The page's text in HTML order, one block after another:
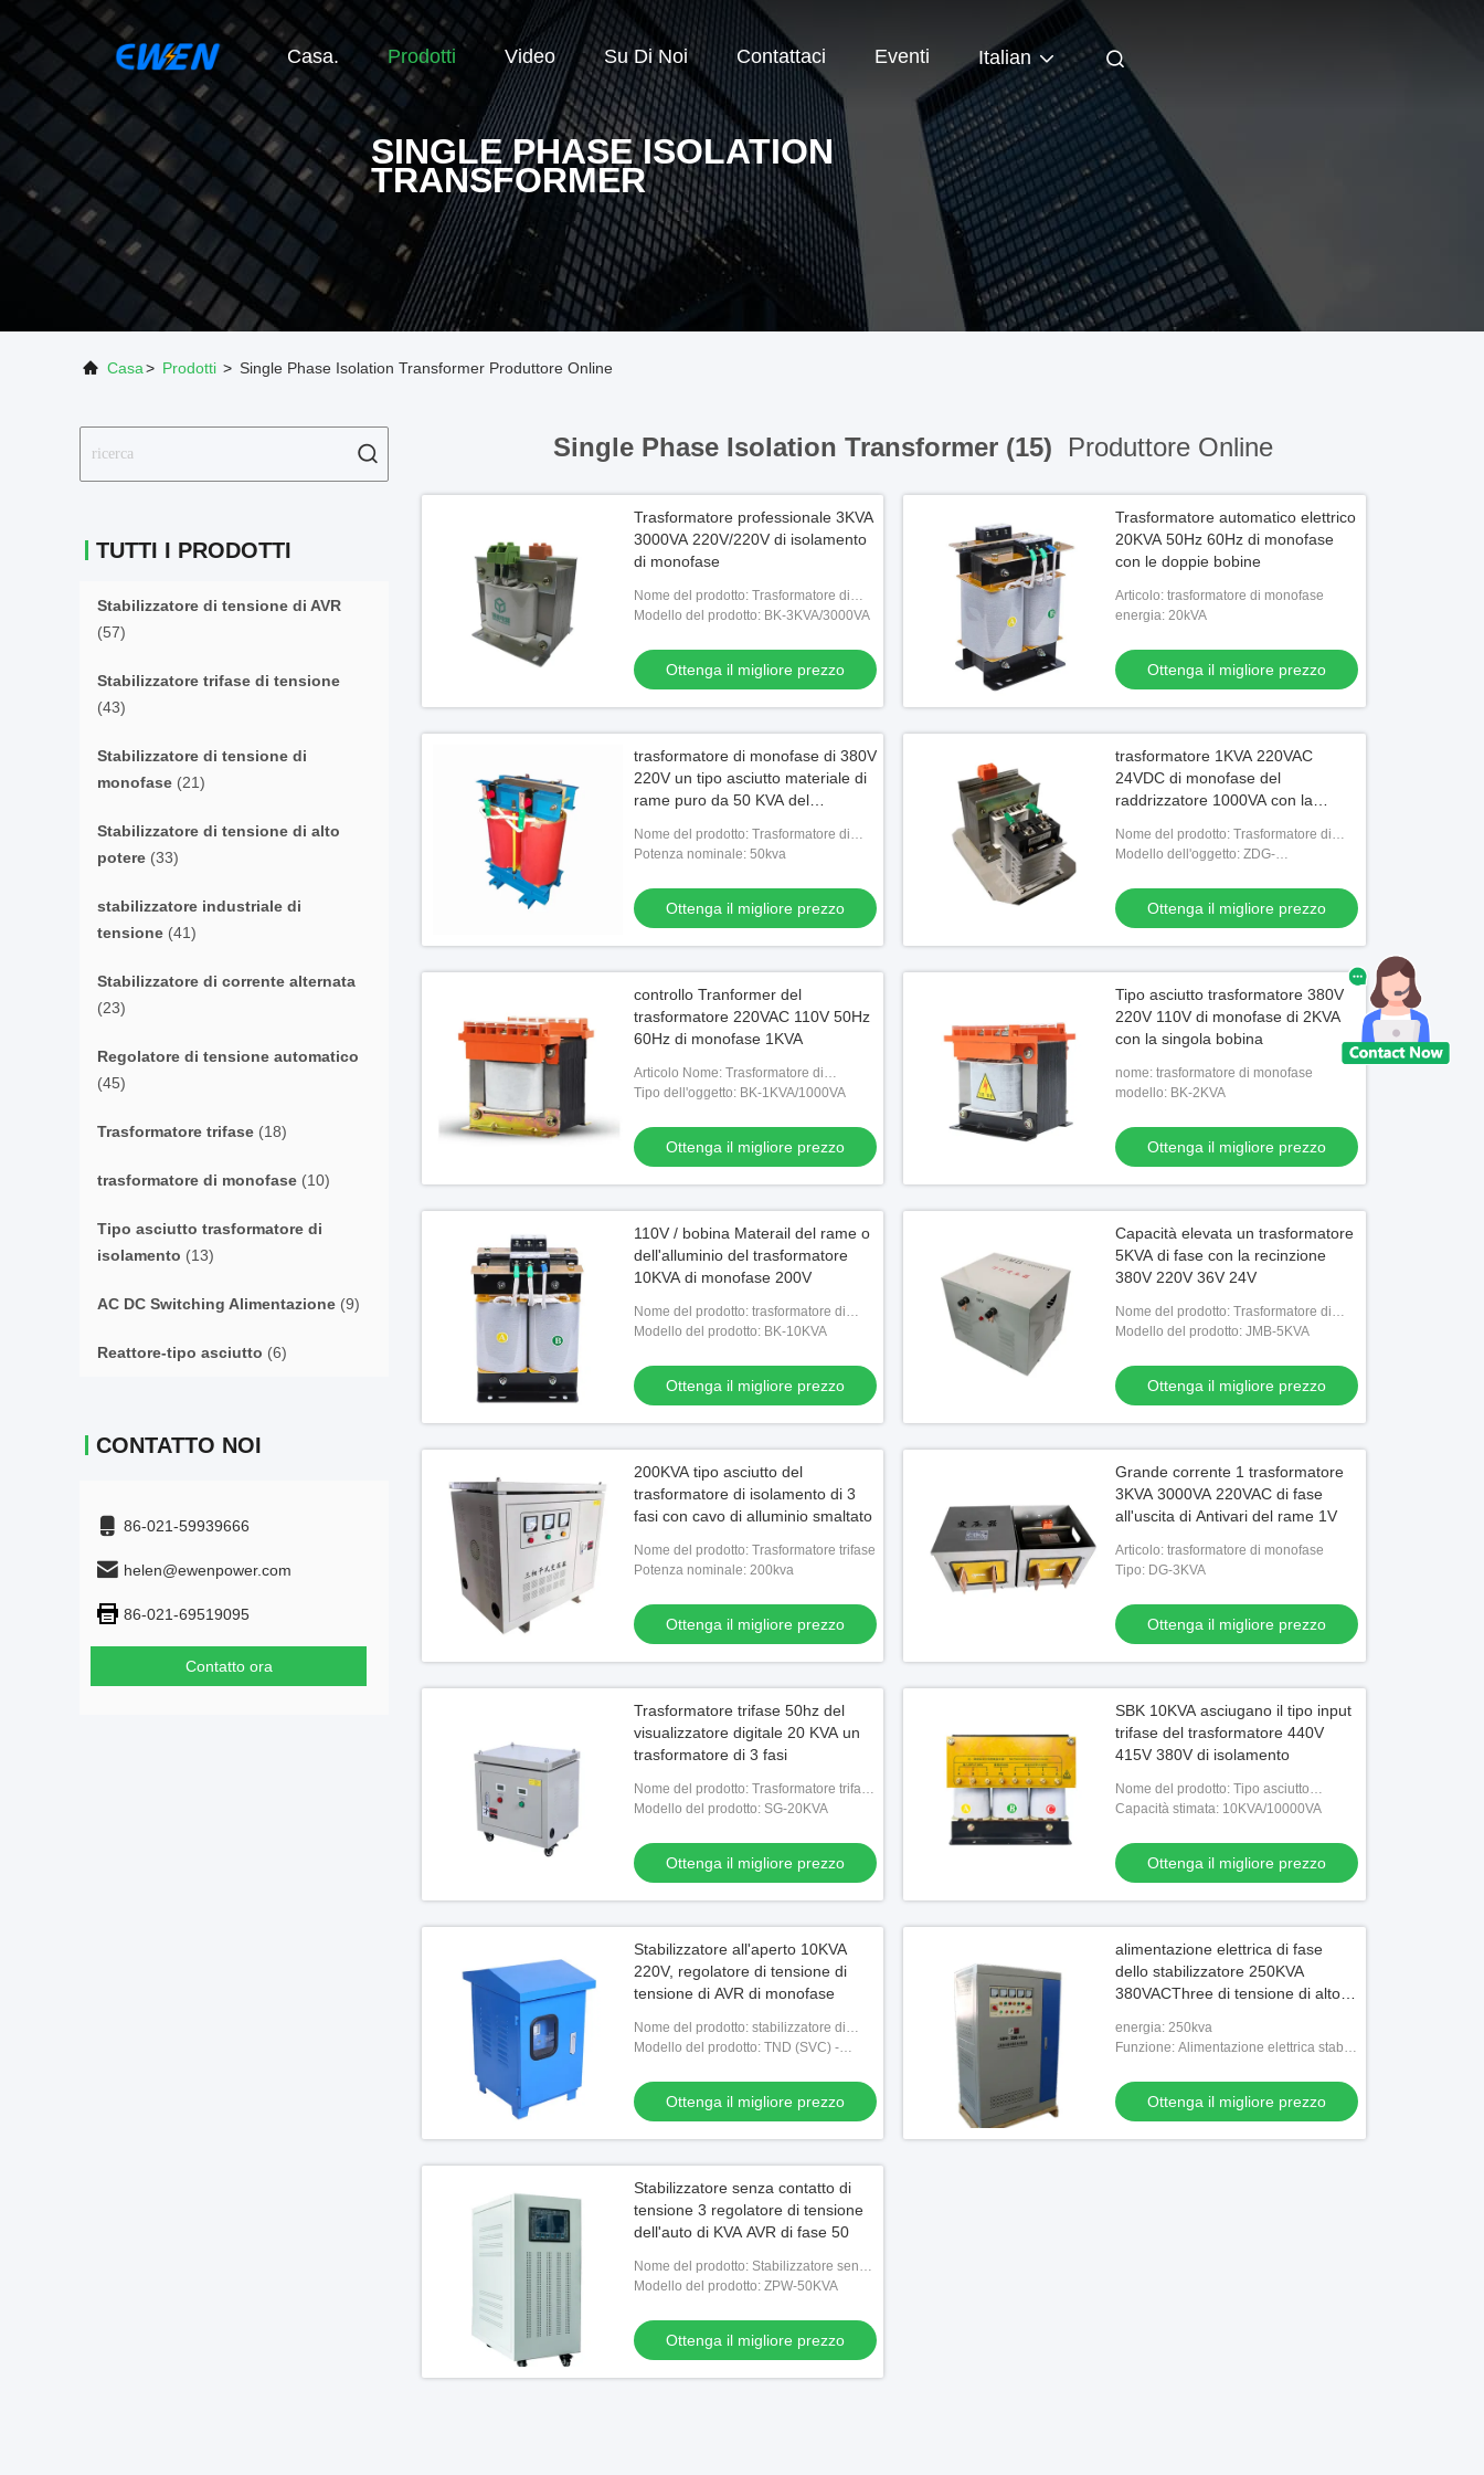
Casa. Prodotti Video Su Di Noi Contattaci Eventi Italian
SINGLE PHASE ISOLATION
TRANSFORMER
Casa> Prodotti > Single Phase Isolation Transformer Produttore Online
TUTTI I PRODOTTI
Stabilizzatore di tensione di AVR
(57)
Stabilizzatore trifase di tensione
(43)
Stabilizzatore di tensione di
monofase (21)
Stabilizzatore di tensione di alto
potere (33)
stabilizzatore industriale di
tensione (41)
Stabilizzatore di corrente alternata
(23)
Regolatore di tensione automatico
(45)
Trasformatore trifase (18)
trasformatore di monofase (10)
Tipo asciutto trasformatore di
isolamento (13)
AC DC Switching Alimentazione (9)
Reattore-tipo asciutto (6)
CONTATTO NOI
86-021-59939666
helen@ewenpower.com
86-021-69519095
Contatto ora
Single Phase Isolation Transformer (15) Produttore Online
Trasformatore professionale 3KVA
3000VA 220V/220V di isolamento
di monofase
Nome del prodotto: Trasformatore di
isolamento di monofase
Modello del prodotto: BK-3KVA/3000VA
Ottenga il migliore prezzo
Trasformatore automatico elettrico
20KVA 50Hz 60Hz di monofase
con le doppie bobine
Articolo: trasformatore di monofase
energia: 20kVA
Ottenga il migliore prezzo
trasformatore di monofase di 380V
220V un tipo asciutto materiale di
rame puro da 50 KVA del
Nome del prodotto: Trasformatore di
isolamento di monofase
Potenza nominale: 50kva
Ottenga il migliore prezzo
trasformatore 1KVA 220VAC
24VDC di monofase del
raddrizzatore 1000VA con la
Nome del prodotto: Trasformatore di
raddrizzatore di monofase
Modello dell'oggetto: ZDG-
Ottenga il migliore prezzo
controllo Tranformer del
trasformatore 220VAC 110V 50Hz
60Hz di monofase 1KVA
Articolo Nome: Trasformatore di
controllo di monofase
Tipo dell'oggetto: BK-1KVA/1000VA
Ottenga il migliore prezzo
Tipo asciutto trasformatore 380V
220V 110V di monofase di 2KVA
con la singola bobina
nome: trasformatore di monofase
modello: BK-2KVA
Ottenga il migliore prezzo
110V / bobina Materail del rame o
dell'alluminio del trasformatore
10KVA di monofase 200V
Nome del prodotto: trasformatore di
monofase
Modello del prodotto: BK-10KVA
Ottenga il migliore prezzo
Capacità elevata un trasformatore
5KVA di fase con la recinzione
380V 220V 36V 24V
Nome del prodotto: Trasformatore di
illuminazione di monofase
Modello del prodotto: JMB-5KVA
Ottenga il migliore prezzo
200KVA tipo asciutto del
trasformatore di isolamento di 3
fasi con cavo di alluminio smaltato
Nome del prodotto: Trasformatore trifase
Potenza nominale: 200kva
Ottenga il migliore prezzo
Grande corrente 1 trasformatore
3KVA 3000VA 220VAC di fase
all'uscita di Antivari del rame 1V
Articolo: trasformatore di monofase
Tipo: DG-3KVA
Ottenga il migliore prezzo
Trasformatore trifase 50hz del
visualizzatore digitale 20 KVA un
trasformatore di 3 fasi
Nome del prodotto: Trasformatore trifase
di bassa tensione
Modello del prodotto: SG-20KVA
Ottenga il migliore prezzo
SBK 10KVA asciugano il tipo input
trifase del trasformatore 440V
415V 380V di isolamento
Nome del prodotto: Tipo asciutto
trasformatore di isolamento
Capacità stimata: 10KVA/10000VA
Ottenga il migliore prezzo
Stabilizzatore all'aperto 10KVA
220V, regolatore di tensione di
tensione di AVR di monofase
Nome del prodotto: stabilizzatore di
tensione di 10KVA AVR
Modello del prodotto: TND (SVC) -
Ottenga il migliore prezzo
alimentazione elettrica di fase
dello stabilizzatore 250KVA
380VACThree di tensione di alto
energia: 250kva
Funzione: Alimentazione elettrica stabile
Ottenga il migliore prezzo
Stabilizzatore senza contatto di
tensione 3 regolatore di tensione
dell'auto di KVA AVR di fase 50
Nome del prodotto: Stabilizzatore senza
contatto
Modello del prodotto: ZPW-50KVA
Ottenga il migliore prezzo